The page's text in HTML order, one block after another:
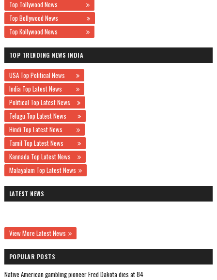
Top Tollywood News
Top Bollywood News
Top Kollywood News
TOP TRENDING NEWS INDIA
USA Top Political News
India Top Latest News
Political Top Latest News
Telugu Top Latest News
Hindi Top Latest News
Tamil Top Latest News
Kannada Top Latest News
Malayalam Top Latest News
LATEST NEWS
View More Latest News
POPULAR POSTS
Native American gambling pioneer Fred Dakota dies at 84